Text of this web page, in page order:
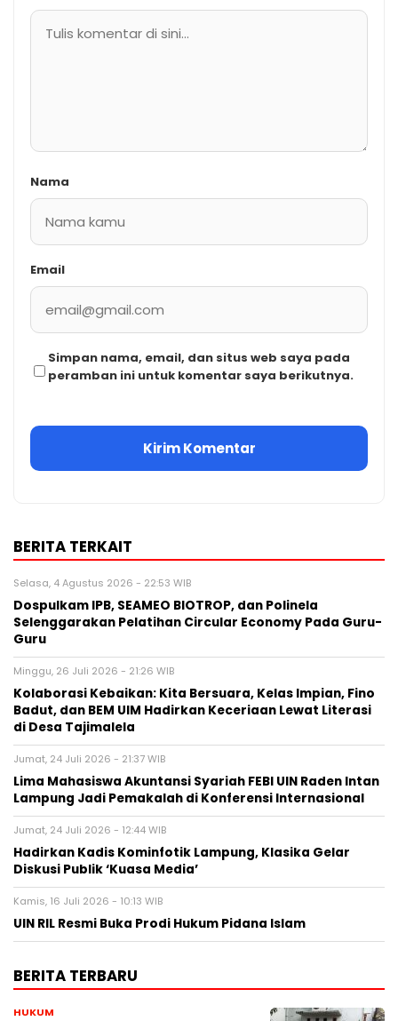
Nama
Email
Simpan nama, email, dan situs web saya pada
peramban ini untuk komentar saya berikutnya.
BERITA TERKAIT
Selasa, 4 Agustus 2026 - 22:53 WIB
Dospulkam IPB, SEAMEO BIOTROP, dan Polinela
Selenggarakan Pelatihan Circular Economy Pada Guru-
Guru
Minggu, 26 Juli 2026 - 21:26 WIB
Kolaborasi Kebaikan: Kita Bersuara, Kelas Impian, Fino
Badut, dan BEM UIM Hadirkan Keceriaan Lewat Literasi
di Desa Tajimalela
Jumat, 24 Juli 2026 - 21:37 WIB
Lima Mahasiswa Akuntansi Syariah FEBI UIN Raden Intan
Lampung Jadi Pemakalah di Konferensi Internasional
Jumat, 24 Juli 2026 - 12:44 WIB
Hadirkan Kadis Kominfotik Lampung, Klasika Gelar
Diskusi Publik ‘Kuasa Media’
Kamis, 16 Juli 2026 - 10:13 WIB
UIN RIL Resmi Buka Prodi Hukum Pidana Islam
BERITA TERBARU
HUKUM